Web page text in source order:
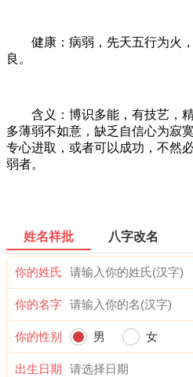
健康：病弱，先天五行为火，
良。
含义：博识多能，有技艺，精
多薄弱不如意，缺乏自信心为寂
专心进取，或者可以成功，不然
弱者。
姓名祥批 八字改名
你的姓氏
你的名字
你的性别 男 女
出生日期